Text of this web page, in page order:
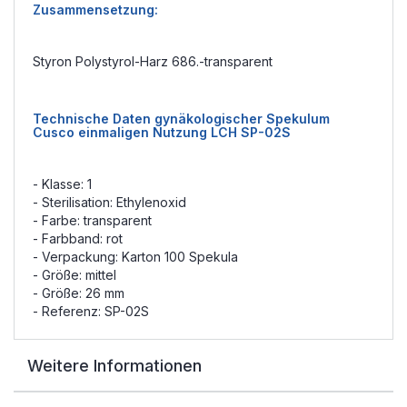
Zusammensetzung:
Styron Polystyrol-Harz 686.-transparent
Technische Daten gynäkologischer Spekulum
Cusco einmaligen Nutzung LCH SP-02S
- Klasse: 1
- Sterilisation: Ethylenoxid
- Farbe: transparent
- Farbband: rot
- Verpackung: Karton 100 Spekula
- Größe: mittel
- Größe: 26 mm
- Referenz: SP-02S
Weitere Informationen